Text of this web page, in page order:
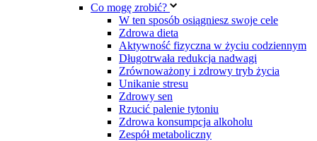
Co mogę zrobić?
W ten sposób osiągniesz swoje cele
Zdrowa dieta
Aktywność fizyczna w życiu codziennym
Długotrwała redukcja nadwagi
Zrównoważony i zdrowy tryb życia
Unikanie stresu
Zdrowy sen
Rzucić palenie tytoniu
Zdrowa konsumpcja alkoholu
Zespół metaboliczny